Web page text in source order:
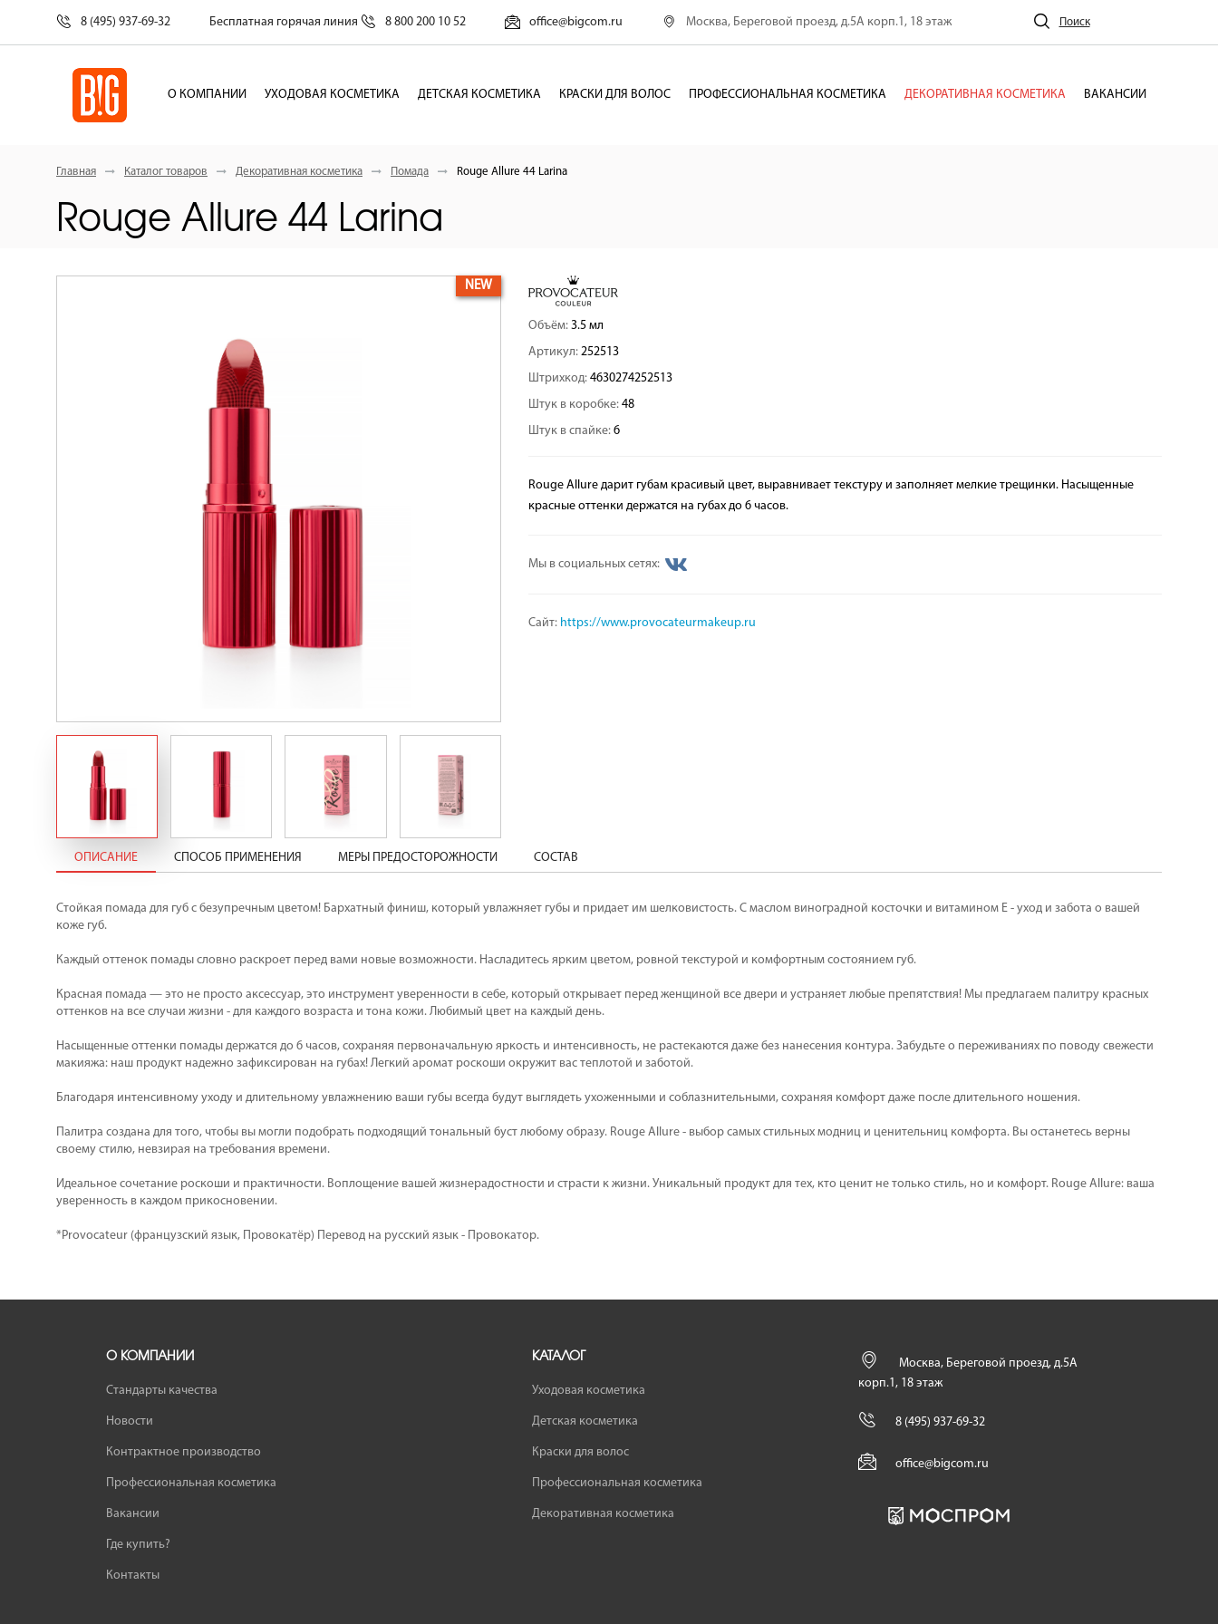
8 (495) 937-69-32 Бесплатная горячая линия 8 800 200 10 52 office@bigcom.ru Москва, Береговой проезд, д.5А корп.1, 18 этаж Поиск
О КОМПАНИИ УХОДОВАЯ КОСМЕТИКА ДЕТСКАЯ КОСМЕТИКА КРАСКИ ДЛЯ ВОЛОС ПРОФЕССИОНАЛЬНАЯ КОСМЕТИКА ДЕКОРАТИВНАЯ КОСМЕТИКА ВАКАНСИИ
Главная Каталог товаров Декоративная косметика Помада Rouge Allure 44 Larina
Rouge Allure 44 Larina
NEW
Объём: 3.5 мл
Артикул: 252513
Штрихкод: 4630274252513
Штук в коробке: 48
Штук в спайке: 6
Rouge Allure дарит губам красивый цвет, выравнивает текстуру и заполняет мелкие трещинки. Насыщенные
красные оттенки держатся на губах до 6 часов.
Мы в социальных сетях:
Сайт: https://www.provocateurmakeup.ru
ОПИСАНИЕ СПОСОБ ПРИМЕНЕНИЯ МЕРЫ ПРЕДОСТОРОЖНОСТИ СОСТАВ
Стойкая помада для губ с безупречным цветом! Бархатный финиш, который увлажняет губы и придает им шелковистость. С маслом виноградной косточки и витамином Е - уход и забота о вашей
коже губ.
Каждый оттенок помады словно раскроет перед вами новые возможности. Насладитесь ярким цветом, ровной текстурой и комфортным состоянием губ.
Красная помада — это не просто аксессуар, это инструмент уверенности в себе, который открывает перед женщиной все двери и устраняет любые препятствия! Мы предлагаем палитру красных
оттенков на все случаи жизни - для каждого возраста и тона кожи. Любимый цвет на каждый день.
Насыщенные оттенки помады держатся до 6 часов, сохраняя первоначальную яркость и интенсивность, не растекаются даже без нанесения контура. Забудьте о переживаниях по поводу свежести
макияжа: наш продукт надежно зафиксирован на губах! Легкий аромат роскоши окружит вас теплотой и заботой.
Благодаря интенсивному уходу и длительному увлажнению ваши губы всегда будут выглядеть ухоженными и соблазнительными, сохраняя комфорт даже после длительного ношения.
Палитра создана для того, чтобы вы могли подобрать подходящий тональный буст любому образу. Rouge Allure - выбор самых стильных модниц и ценительниц комфорта. Вы останетесь верны
своему стилю, невзирая на требования времени.
Идеальное сочетание роскоши и практичности. Воплощение вашей жизнерадостности и страсти к жизни. Уникальный продукт для тех, кто ценит не только стиль, но и комфорт. Rouge Allure: ваша
уверенность в каждом прикосновении.
*Provocateur (французский язык, Провокатёр) Перевод на русский язык - Провокатор.
О КОМПАНИИ
Стандарты качества
Новости
Контрактное производство
Профессиональная косметика
Вакансии
Где купить?
Контакты
КАТАЛОГ
Уходовая косметика
Детская косметика
Краски для волос
Профессиональная косметика
Декоративная косметика
Москва, Береговой проезд, д.5А
корп.1, 18 этаж
8 (495) 937-69-32
office@bigcom.ru